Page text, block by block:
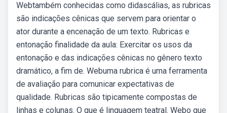
Webtambém conhecidas como didascálias, as rubricas
são indicações cênicas que servem para orientar o
ator durante a encenação de um texto. Rubricas e
entonação finalidade da aula: Exercitar os usos da
entonação e das indicações cênicas no gênero texto
dramático, a fim de. Webuma rubrica é uma ferramenta
de avaliação para comunicar expectativas de
qualidade. Rubricas são tipicamente compostas de
linhas e colunas. O que é linguagem teatral. Webo que